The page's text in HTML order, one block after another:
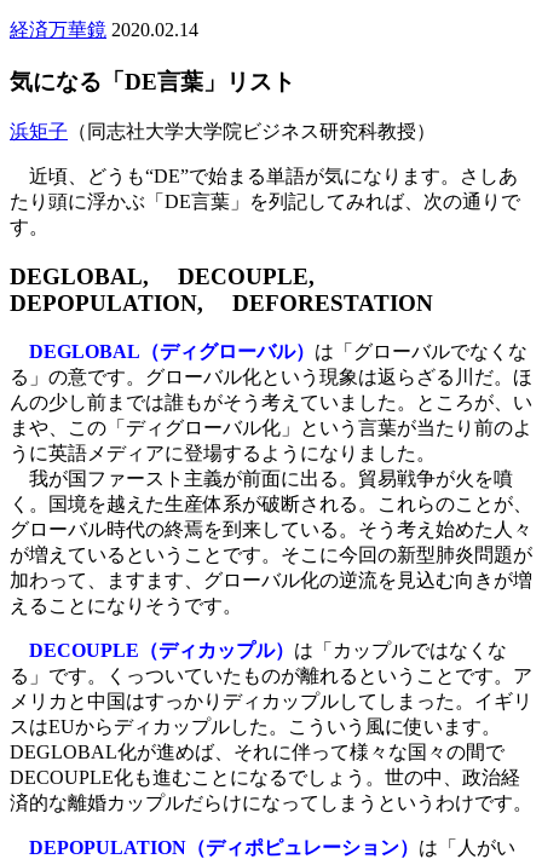
経済万華鏡 2020.02.14
気になる「DE言葉」リスト
浜矩子 （同志社大学大学院ビジネス研究科教授）
近頃、どうも“DE”で始まる単語が気になります。さしあ
たり頭に浮かぶ「DE言葉」を列記してみれば、次の通りで
す。
DEGLOBAL, DECOUPLE,
DEPOPULATION, DEFORESTATION
DEGLOBAL（ディグローバル） は「グローバルでなくな
る」の意です。グローバル化という現象は返らざる川だ。ほ
んの少し前までは誰もがそう考えていました。ところが、い
まや、この「ディグローバル化」という言葉が当たり前のよ
うに英語メディアに登場するようになりました。
我が国ファースト主義が前面に出る。貿易戦争が火を噴
く。国境を越えた生産体系が破断される。これらのことが、
グローバル時代の終焉を到来している。そう考え始めた人々
が増えているということです。そこに今回の新型肺炎問題が
加わって、ますます、グローバル化の逆流を見込む向きが増
えることになりそうです。
DECOUPLE（ディカップル） は「カップルではなくな
る」です。くっついていたものが離れるということです。ア
メリカと中国はすっかりディカップルしてしまった。イギリ
スはEUからディカップルした。こういう風に使います。
DEGLOBAL化が進めば、それに伴って様々な国々の間で
DECOUPLE化も進むことになるでしょう。世の中、政治経
済的な離婚カップルだらけになってしまうというわけです。
DEPOPULATION（ディポピュレーション） は「人がい